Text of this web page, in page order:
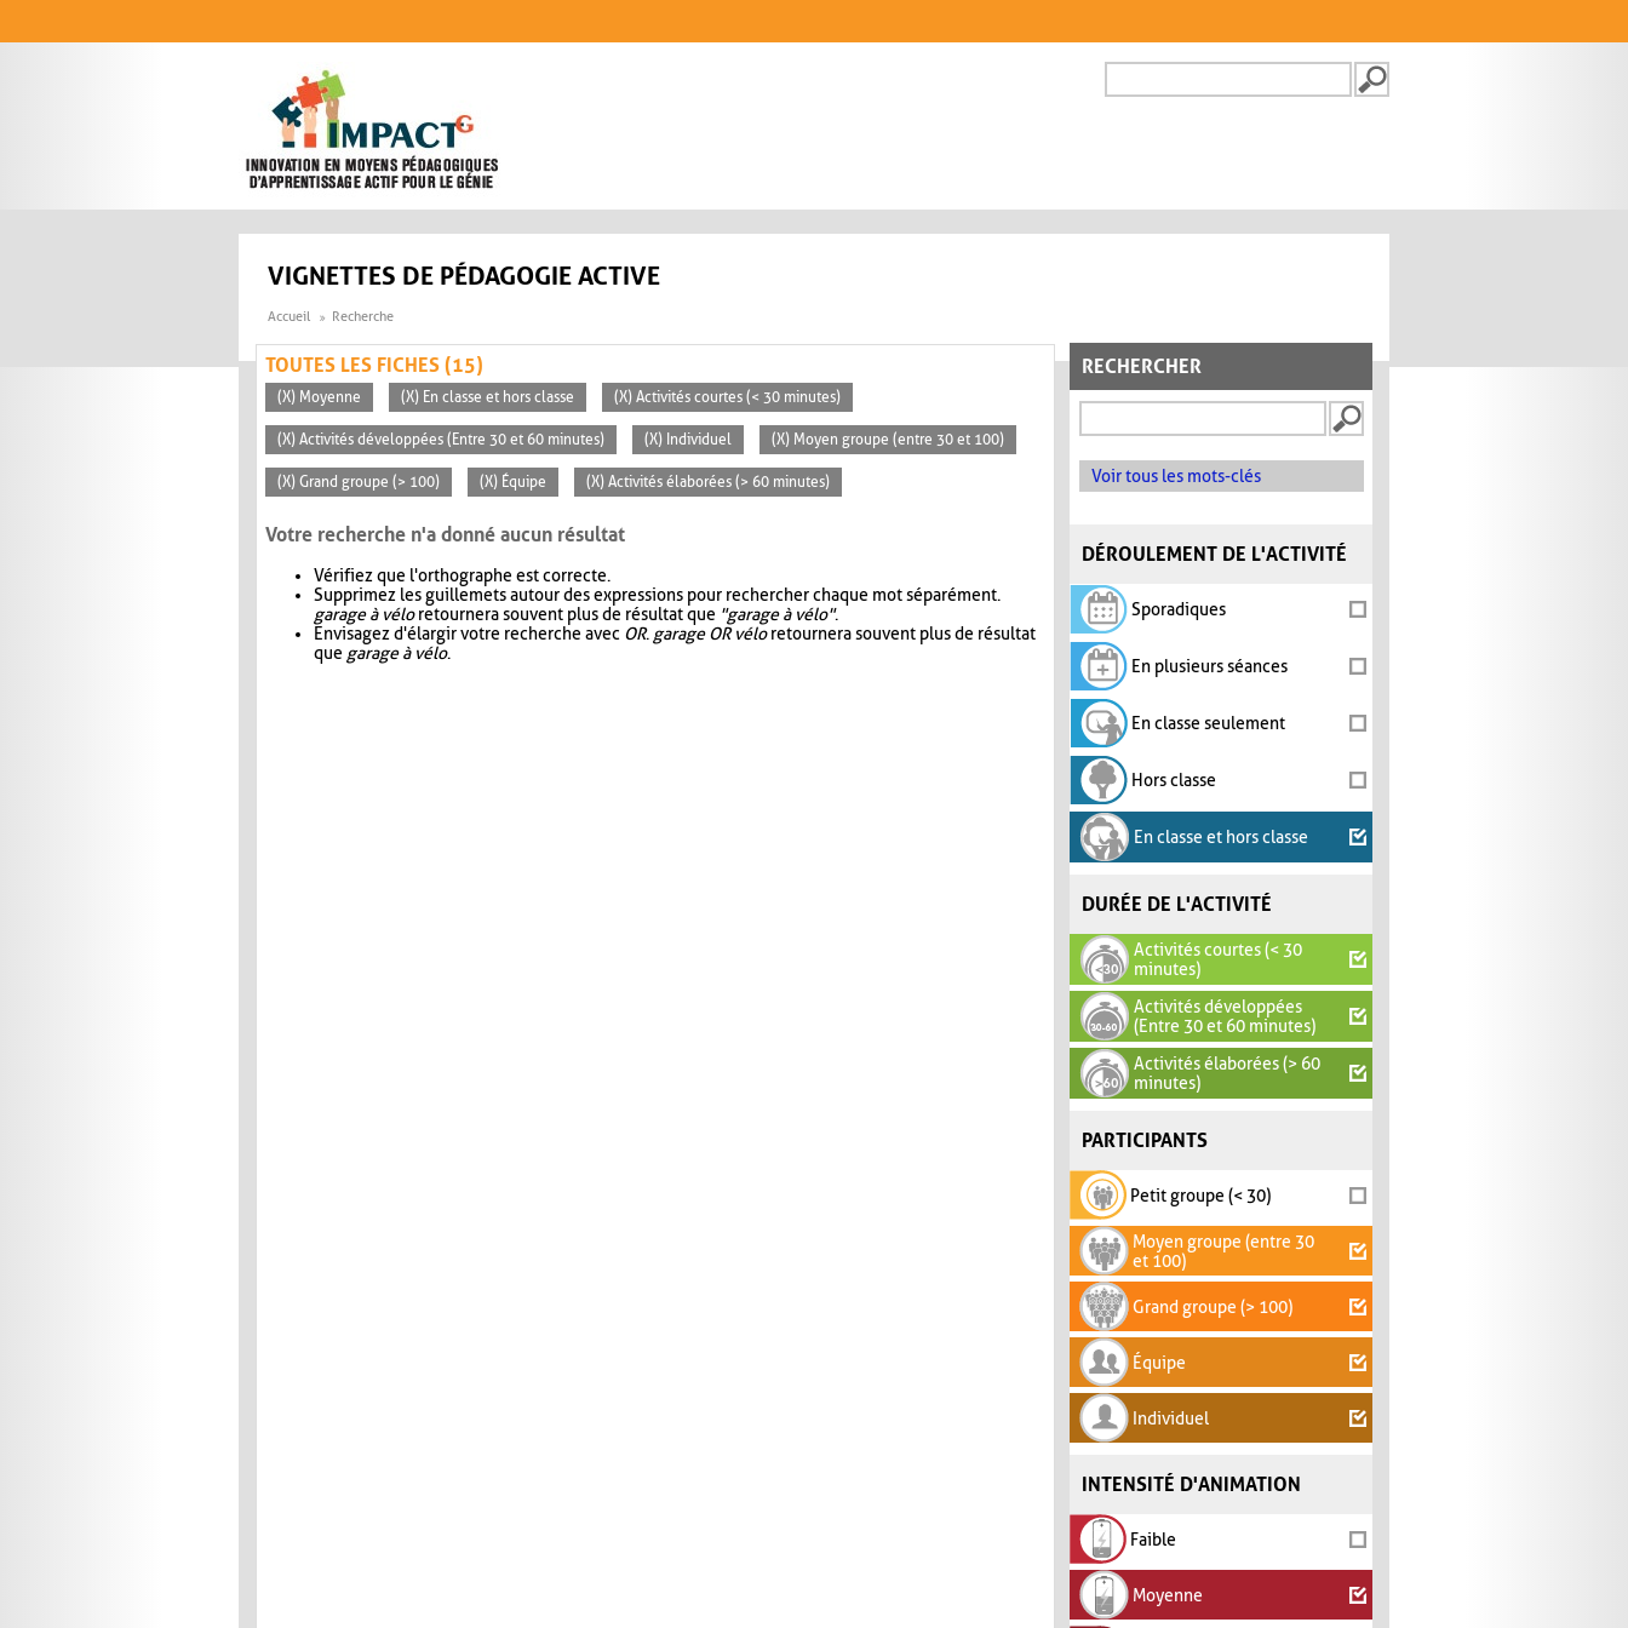
FORMULAIRE DE
VIGNETTES DE PÉDAGOGIE ACTIVE
Accueil Recherche
RECHERCHER
Voir tous les mots-clés
DÉROULEMENT DE L'ACTIVITÉ
Sporadiques
En plusieurs séances
En classe seulement
Hors classe
En classe et hors classe
DURÉE DE L'ACTIVITÉ
Activités courtes (< 30
minutes)
Activités développées
(Entre 30 et 60 minutes)
Activités élaborées (> 60
minutes)
PARTICIPANTS
Petit groupe (< 30)
Moyen groupe (entre 30
et 100)
Grand groupe (> 100)
Équipe
Individuel
INTENSITÉ D'ANIMATION
Faible
Moyenne
TOUTES LES FICHES (15)
(X) Moyenne (X) En classe et hors classe (X) Activités courtes (< 30 minutes)
(X) Activités développées (Entre 30 et 60 minutes) (X) Individuel (X) Moyen groupe (entre 30 et 100)
(X) Grand groupe (> 100) (X) Équipe (X) Activités élaborées (> 60 minutes)
Votre recherche n'a donné aucun résultat
Vérifiez que l'orthographe est correcte.
Supprimez les guillemets autour des expressions pour rechercher chaque mot séparément.
garage à véloretournera souvent plus de résultat que "garage à vélo".
Envisagez d'élargir votre recherche avec OR. garage OR véloretournera souvent plus de résultat
que garage à vélo.